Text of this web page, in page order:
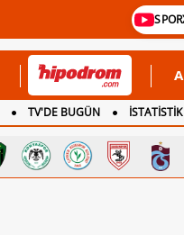
TV'DE BUGÜN İSTATİSTİK